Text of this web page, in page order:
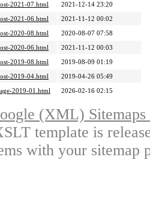
2021-07.html
2021-12-14 23:20
2021-06.html
2021-11-12 00:02
2020-08.html
2020-08-07 07:58
2020-06.html
2021-11-12 00:03
2019-08.html
2019-08-09 01:19
2019-04.html
2019-04-26 05:49
2019-01.html
2026-02-16 02:15
(XML)
template is
with your sitemap